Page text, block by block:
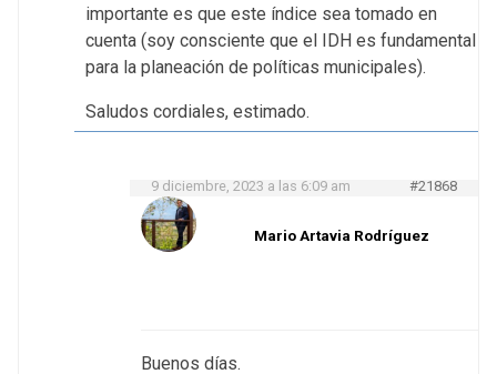
importante es que este índice sea tomado en
cuenta (soy consciente que el IDH es fundamental
para la planeación de políticas municipales).
Saludos cordiales, estimado.
9 diciembre, 2023 a las 6:09 am #21868
Mario Artavia Rodríguez
Buenos días.